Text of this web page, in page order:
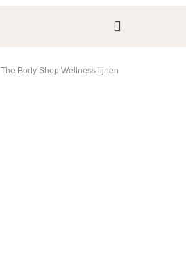
The Body Shop Wellness lijnen